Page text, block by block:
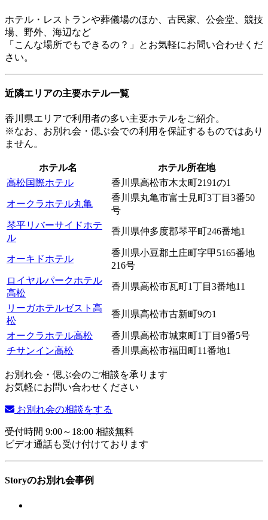
ホテル・レストランや葬儀場のほか、古民家、公会堂、競技
場、野外、海辺など
「こんな場所でもできるの？」とお気軽にお問い合わせくだ
さい。
近隣エリアの主要ホテル一覧
香川県エリアで利用者の多い主要ホテルをご紹介。
※なお、お別れ会・偲ぶ会での利用を保証するものではあり
ません。
ホテル名
ホテル所在地
高松国際ホテル
香川県高松市木太町2191の1
オークラホテル丸亀
香川県丸亀市富士見町3丁目3番50
号
琴平リバーサイドホテ
ル
香川県仲多度郡琴平町246番地1
オーキドホテル
香川県小豆郡土庄町字甲5165番地
216号
ロイヤルパークホテル
高松
香川県高松市瓦町1丁目3番地11
リーガホテルゼスト高
松
香川県高松市古新町9の1
オークラホテル高松
香川県高松市城東町1丁目9番5号
チサンイン高松
香川県高松市福田町11番地1
お別れ会・偲ぶ会のご相談を承ります
お気軽にお問い合わせください
お別れ会の相談をする
受付時間 9:00～18:00 相談無料
ビデオ通話も受け付けております
Storyのお別れ会事例